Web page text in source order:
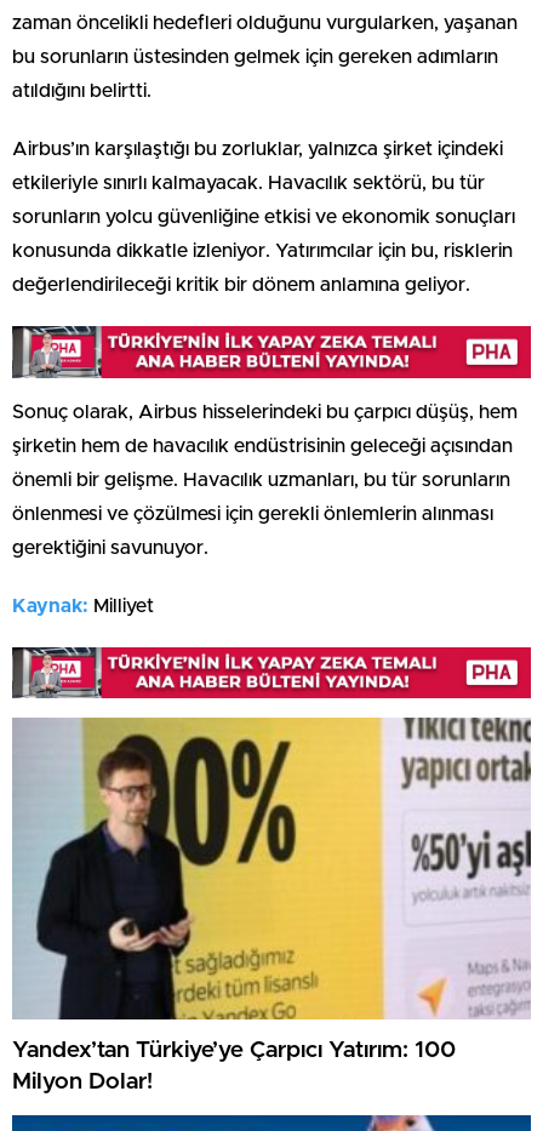
zaman öncelikli hedefleri olduğunu vurgularken, yaşanan
bu sorunların üstesinden gelmek için gereken adımların
atıldığını belirtti.
Airbus’ın karşılaştığı bu zorluklar, yalnızca şirket içindeki
etkileriyle sınırlı kalmayacak. Havacılık sektörü, bu tür
sorunların yolcu güvenliğine etkisi ve ekonomik sonuçları
konusunda dikkatle izleniyor. Yatırımcılar için bu, risklerin
değerlendirileceği kritik bir dönem anlamına geliyor.
Sonuç olarak, Airbus hisselerindeki bu çarpıcı düşüş, hem
şirketin hem de havacılık endüstrisinin geleceği açısından
önemli bir gelişme. Havacılık uzmanları, bu tür sorunların
önlenmesi ve çözülmesi için gerekli önlemlerin alınması
gerektiğini savunuyor.
Kaynak: Milliyet
Yandex’tan Türkiye’ye Çarpıcı Yatırım: 100
Milyon Dolar!